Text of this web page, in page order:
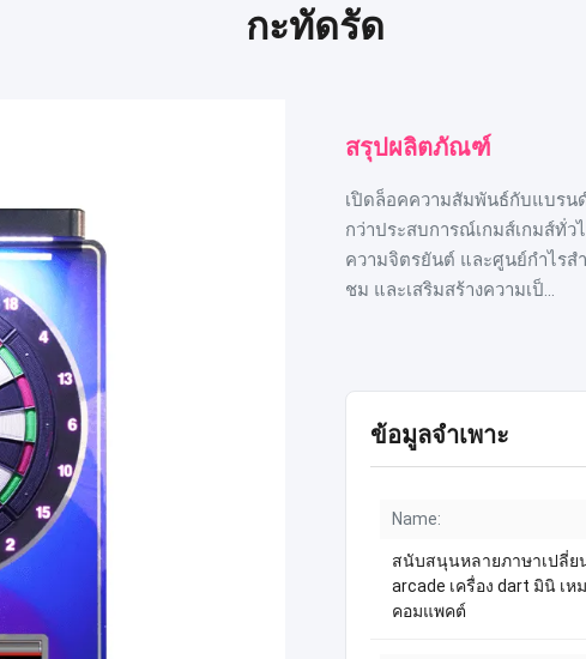
กะทัดรัด
สรุปผลิตภัณฑ์
เปิดล็อคความสัมพันธ์กับแบรน
กว่าประสบการณ์เกมส์เกมส์ทั่ว
ความจิตรยันต์ และศูนย์กําไรสํ
ชม และเสริมสร้างความเป็...
ข้อมูลจำเพาะ
Name:
สนับสนุนหลายภาษาเปลี่ย
arcade เครื่อง dart มินิ เ
คอมแพคต์